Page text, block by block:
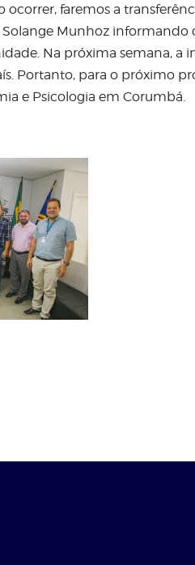
faremos a
Munhoz informando
Na próxima semana, a
Portanto, para o próximo
e Psicologia em Corumbá.